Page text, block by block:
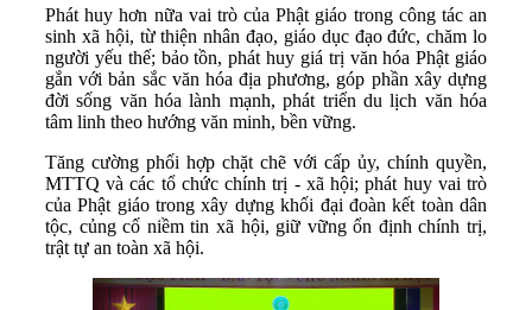
Phát huy hơn nữa vai trò của Phật giáo trong công tác an
sinh xã hội, từ thiện nhân đạo, giáo dục đạo đức, chăm lo
người yếu thế; bảo tồn, phát huy giá trị văn hóa Phật giáo
gắn với bản sắc văn hóa địa phương, góp phần xây dựng
đời sống văn hóa lành mạnh, phát triển du lịch văn hóa
tâm linh theo hướng văn minh, bền vững.
Tăng cường phối hợp chặt chẽ với cấp ủy, chính quyền,
MTTQ và các tổ chức chính trị - xã hội; phát huy vai trò
của Phật giáo trong xây dựng khối đại đoàn kết toàn dân
tộc, củng cố niềm tin xã hội, giữ vững ổn định chính trị,
trật tự an toàn xã hội.